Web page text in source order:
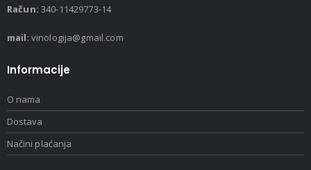
Račun: 340-11429773-14
mail: vinologija@gmail.com
Informacije
O nama
Dostava
Načini plaćanja